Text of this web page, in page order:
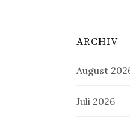
ARCHIV
August
Juli 2026